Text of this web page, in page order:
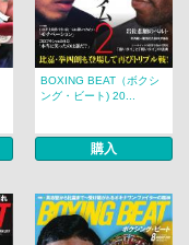
BOXING BEAT（ボクシ
ング・ビート) 20...
購入